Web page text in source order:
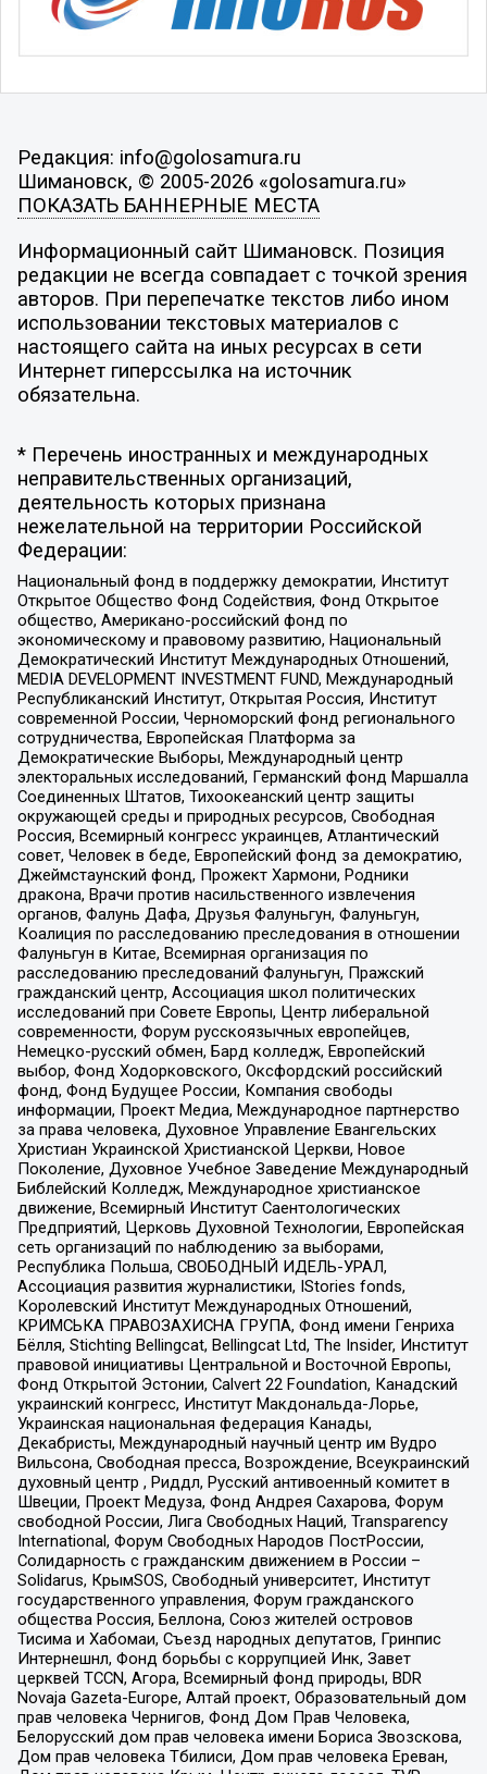
Редакция: info@golosamura.ru
Шимановск, © 2005-2026 «golosamura.ru»
ПОКАЗАТЬ БАННЕРНЫЕ МЕСТА
Информационный сайт Шимановск. Позиция
редакции не всегда совпадает с точкой зрения
авторов. При перепечатке текстов либо ином
использовании текстовых материалов с
настоящего сайта на иных ресурсах в сети
Интернет гиперссылка на источник
обязательна.
* Перечень иностранных и международных
неправительственных организаций,
деятельность которых признана
нежелательной на территории Российской
Федерации:
Национальный фонд в поддержку демократии, Институт
Открытое Общество Фонд Содействия, Фонд Открытое
общество, Американо-российский фонд по
экономическому и правовому развитию, Национальный
Демократический Институт Международных Отношений,
MEDIA DEVELOPMENT INVESTMENT FUND, Международный
Республиканский Институт, Открытая Россия, Институт
современной России, Черноморский фонд регионального
сотрудничества, Европейская Платформа за
Демократические Выборы, Международный центр
электоральных исследований, Германский фонд Маршалла
Соединенных Штатов, Тихоокеанский центр защиты
окружающей среды и природных ресурсов, Свободная
Россия, Всемирный конгресс украинцев, Атлантический
совет, Человек в беде, Европейский фонд за демократию,
Джеймстаунский фонд, Прожект Хармони, Родники
дракона, Врачи против насильственного извлечения
органов, Фалунь Дафа, Друзья Фалуньгун, Фалуньгун,
Коалиция по расследованию преследования в отношении
Фалуньгун в Китае, Всемирная организация по
расследованию преследований Фалуньгун, Пражский
гражданский центр, Ассоциация школ политических
исследований при Совете Европы, Центр либеральной
современности, Форум русскоязычных европейцев,
Немецко-русский обмен, Бард колледж, Европейский
выбор, Фонд Ходорковского, Оксфордский российский
фонд, Фонд Будущее России, Компания свободы
информации, Проект Медиа, Международное партнерство
за права человека, Духовное Управление Евангельских
Христиан Украинской Христианской Церкви, Новое
Поколение, Духовное Учебное Заведение Международный
Библейский Колледж, Международное христианское
движение, Всемирный Институт Саентологических
Предприятий, Церковь Духовной Технологии, Европейская
сеть организаций по наблюдению за выборами,
Республика Польша, СВОБОДНЫЙ ИДЕЛЬ-УРАЛ,
Ассоциация развития журналистики, IStories fonds,
Королевский Институт Международных Отношений,
КРИМСЬКА ПРАВОЗАХИСНА ГРУПА, Фонд имени Генриха
Бёлля, Stichting Bellingcat, Bellingcat Ltd, The Insider, Институт
правовой инициативы Центральной и Восточной Европы,
Фонд Открытой Эстонии, Calvert 22 Foundation, Канадский
украинский конгресс, Институт Макдональда-Лорье,
Украинская национальная федерация Канады,
Декабристы, Международный научный центр им Вудро
Вильсона, Свободная пресса, Возрождение, Всеукраинский
духовный центр , Риддл, Русский антивоенный комитет в
Швеции, Проект Медуза, Фонд Андрея Сахарова, Форум
свободной России, Лига Свободных Наций, Transparеncy
International, Форум Свободных Народов ПостРоссии,
Солидарность с гражданским движением в России –
Solidarus, КрымSOS, Свободный университет, Институт
государственного управления, Форум гражданского
общества Россия, Беллона, Союз жителей островов
Тисима и Хабомаи, Съезд народных депутатов, Гринпис
Интернешнл, Фонд борьбы с коррупцией Инк, Завет
церквей TCCN, Агора, Всемирный фонд природы, BDR
Novaja Gazeta-Europe, Алтай проект, Образовательный дом
прав человека Чернигов, Фонд Дом Прав Человека,
Белорусский дом прав человека имени Бориса Звозскова,
Дом прав человека Тбилиси, Дом прав человека Ереван,